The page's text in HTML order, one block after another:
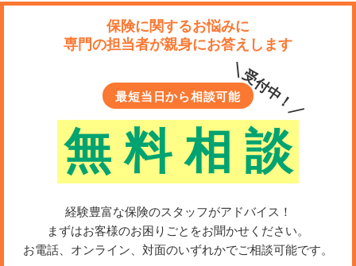
保険に関するお悩みに
専門の担当者が親身にお答えします
最短当日から相談可能
無 料 相 談
＼受付中！／
経験豊富な保険のスタッフがアドバイス！
まずはお客様のお困りごとをお聞かせください。
お電話、オンライン、対面のいずれかでご相談可能です。